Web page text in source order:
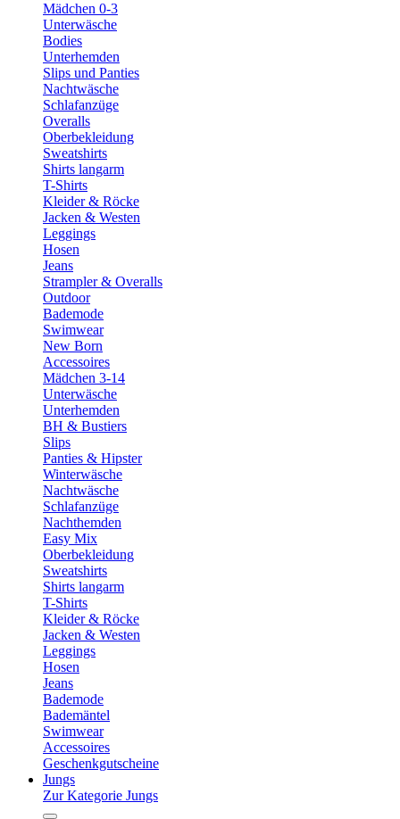
Mädchen 0-3
Unterwäsche
Bodies
Unterhemden
Slips und Panties
Nachtwäsche
Schlafanzüge
Overalls
Oberbekleidung
Sweatshirts
Shirts langarm
T-Shirts
Kleider & Röcke
Jacken & Westen
Leggings
Hosen
Jeans
Strampler & Overalls
Outdoor
Bademode
Swimwear
New Born
Accessoires
Mädchen 3-14
Unterwäsche
Unterhemden
BH & Bustiers
Slips
Panties & Hipster
Winterwäsche
Nachtwäsche
Schlafanzüge
Nachthemden
Easy Mix
Oberbekleidung
Sweatshirts
Shirts langarm
T-Shirts
Kleider & Röcke
Jacken & Westen
Leggings
Hosen
Jeans
Bademode
Bademäntel
Swimwear
Accessoires
Geschenkgutscheine
Jungs
Zur Kategorie Jungs